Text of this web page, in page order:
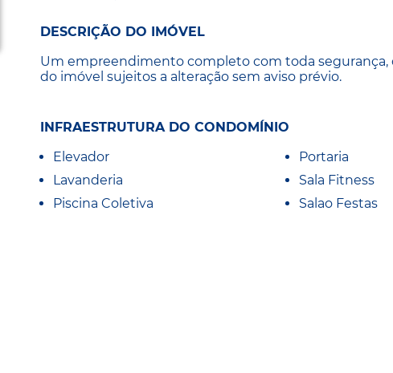
DESCRIÇÃO DO IMÓVEL
Um empreendimento completo com toda segurança,
do imóvel sujeitos a alteração sem aviso prévio.
INFRAESTRUTURA DO CONDOMÍNIO
Elevador
Lavanderia
Piscina Coletiva
Portaria
Sala Fitness
Salao Festas